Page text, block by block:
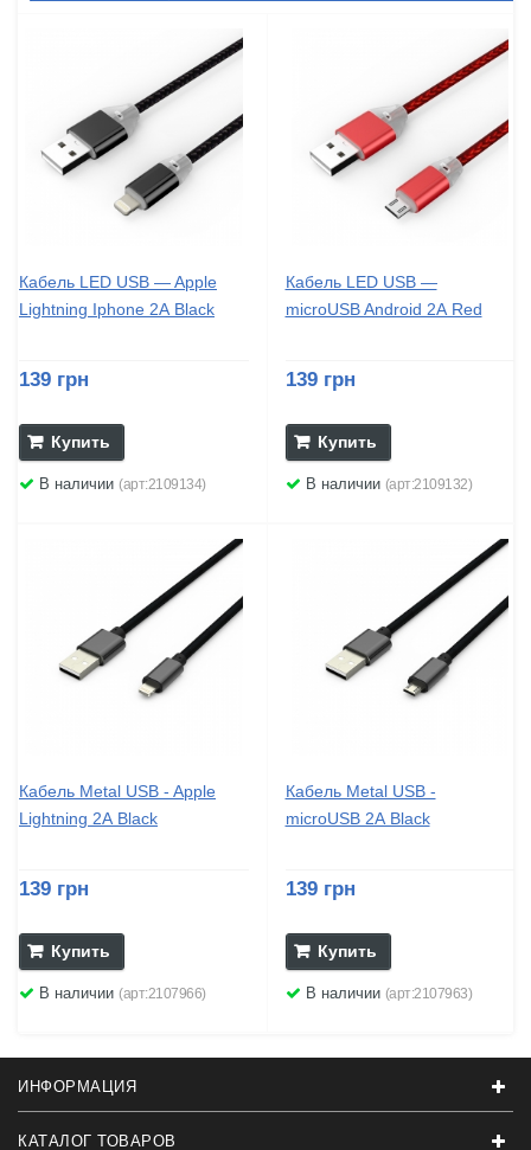
Кабель LED USB — Apple
Lightning Iphone 2А Black
139 грн
Купить
В наличии (арт:2109134)
Кабель LED USB —
microUSB Android 2А Red
139 грн
Купить
В наличии (арт:2109132)
Кабель Metal USB - Apple
Lightning 2А Black
139 грн
Купить
В наличии (арт:2107966)
Кабель Metal USB -
microUSB 2А Black
139 грн
Купить
В наличии (арт:2107963)
ИНФОРМАЦИЯ
КАТАЛОГ ТОВАРОВ